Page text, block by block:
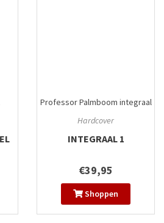
Professor Palmboom integraal
Hardcover
INTEGRAAL 1
€39,95
Shoppen